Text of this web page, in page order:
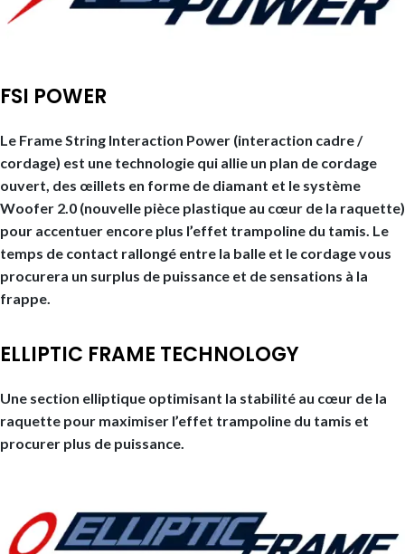
FSI POWER
Le Frame String Interaction Power (interaction cadre /
cordage) est une technologie qui allie un plan de cordage
ouvert, des œillets en forme de diamant et le système
Woofer 2.0 (nouvelle pièce plastique au cœur de la raquette)
pour accentuer encore plus l’effet trampoline du tamis. Le
temps de contact rallongé entre la balle et le cordage vous
procurera un surplus de puissance et de sensations à la
frappe.
ELLIPTIC FRAME TECHNOLOGY
Une section elliptique optimisant la stabilité au cœur de la
raquette pour maximiser l’effet trampoline du tamis et
procurer plus de puissance.